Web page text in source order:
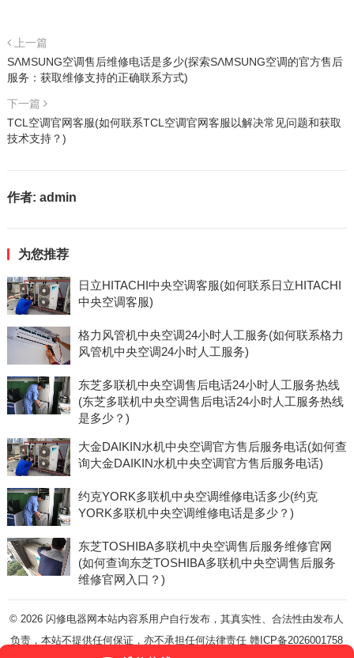
上一篇
SΛMSUNG空调售后维修电话是多少(探索SΛMSUNG空调的官方售后
服务：获取维修支持的正确联系方式)
下一篇
TCL空调官网客服(如何联系TCL空调官网客服以解决常见问题和获取
技术支持？)
作者: admin
为您推荐
日立HITACHI中央空调客服(如何联系日立HITACHI
中央空调客服)
格力风管机中央空调24小时人工服务(如何联系格力
风管机中央空调24小时人工服务)
东芝多联机中央空调售后电话24小时人工服务热线
(东芝多联机中央空调售后电话24小时人工服务热线
是多少？)
大金DAIKIN水机中央空调官方售后服务电话(如何查
询大金DAIKIN水机中央空调官方售后服务电话)
约克YORK多联机中央空调维修电话多少(约克
YORK多联机中央空调维修电话是多少？)
东芝TOSHIBA多联机中央空调售后服务维修官网
(如何查询东芝TOSHIBA多联机中央空调售后服务
维修官网入口？)
© 2026 闪修电器网本站内容系用户自行发布，其真实性、合法性由发布人
负责，本站不提供任何保证，亦不承担任何法律责任 赣ICP备2026001758